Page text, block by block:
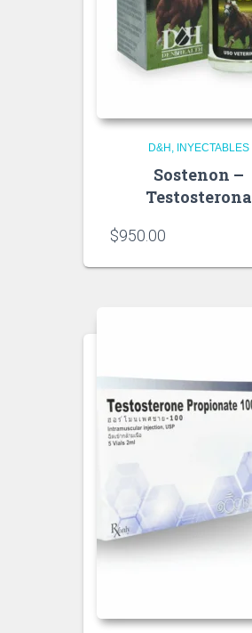
D&H INYECTABLES
Sostenon –
Testosterona
$950.00